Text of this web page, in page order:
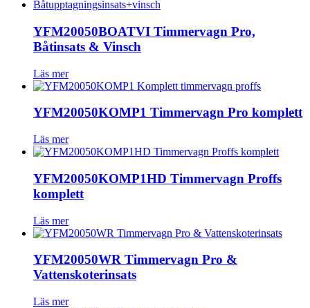
YFM20050BOATVI Timmervagn Pro,
Båtinsats & Vinsch
Läs mer
YFM20050KOMP1 Timmervagn Pro komplett
Läs mer
YFM20050KOMP1HD Timmervagn Proffs
komplett
Läs mer
YFM20050WR Timmervagn Pro &
Vattenskoterinsats
Läs mer